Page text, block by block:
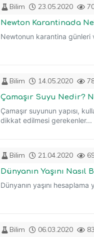
Bilim 23.05.2020
Newton Karantinada
Newtonun karantina günleri
Bilim 14.05.2020
Çamaşır Suyu Nedir?
Çamaşır suyunun yapısı,
dikkat edilmesi gerekenler...
Bilim 21.04.2020
Dünyanın Yaşını Nasıl
Dünyanın yaşını hesaplama
Bilim 06.03.2020